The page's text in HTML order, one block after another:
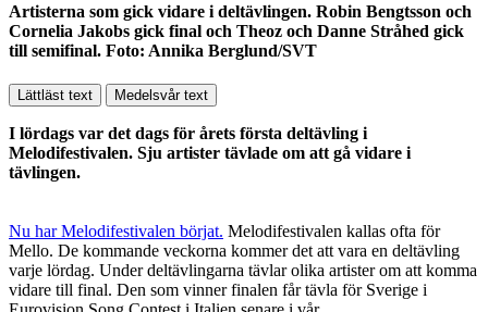
Artisterna som gick vidare i deltävlingen. Robin Bengtsson och
Cornelia Jakobs gick final och Theoz och Danne Stråhed gick
till semifinal. Foto: Annika Berglund/SVT
Lättläst text Medelsvår text
I lördags var det dags för årets första deltävling i
Melodifestivalen. Sju artister tävlade om att gå vidare i
tävlingen.
Nu har Melodifestivalen börjat. Melodifestivalen kallas ofta för
Mello. De kommande veckorna kommer det att vara en deltävling
varje lördag. Under deltävlingarna tävlar olika artister om att komma
vidare till final. Den som vinner finalen får tävla för Sverige i